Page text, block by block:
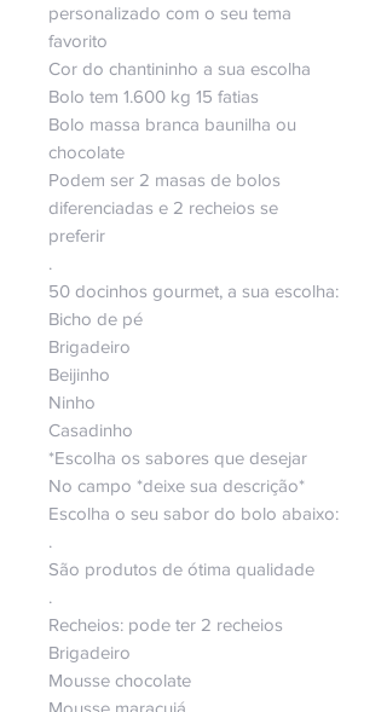
personalizado com o seu tema
favorito
Cor do chantininho a sua escolha
Bolo tem 1.600 kg 15 fatias
Bolo massa branca baunilha ou
chocolate
Podem ser 2 masas de bolos
diferenciadas e 2 recheios se
preferir
.
50 docinhos gourmet, a sua escolha:
Bicho de pé
Brigadeiro
Beijinho
Ninho
Casadinho
*Escolha os sabores que desejar
No campo *deixe sua descrição*
Escolha o seu sabor do bolo abaixo:
.
São produtos de ótima qualidade
.
Recheios: pode ter 2 recheios
Brigadeiro
Mousse chocolate
Mousse maracujá